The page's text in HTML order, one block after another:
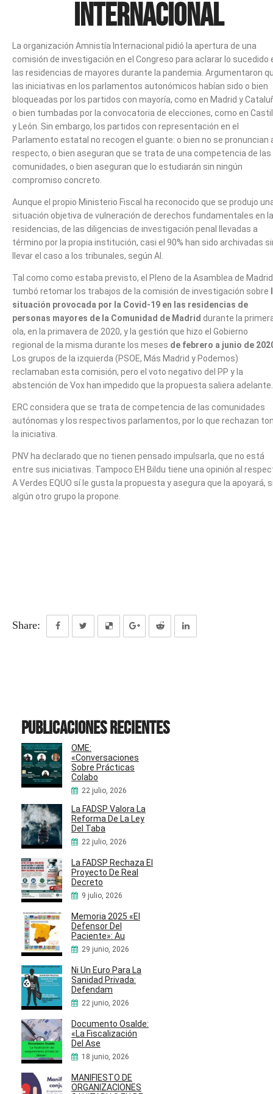
Internacional
La organización Amnistía Internacional pidió la apertura de una
comisión de investigación en el Congreso para aclarar lo sucedido
las residencias de mayores durante la pandemia. Argumentaron
las iniciativas en los parlamentos autonómicos habían sido o bien
bloqueadas por los partidos con mayoría, como en Madrid y
o bien tumbadas por la convocatoria de elecciones, como en
y León. Sin embargo, los partidos con representación en el
Parlamento estatal no recogen el guante: o bien no se pronuncian
respecto, o bien aseguran que se trata de una competencia de las
comunidades, o bien aseguran que lo estudiarán sin ningún
compromiso concreto.
Aunque el propio Ministerio Fiscal ha reconocido que se produjo
situación objetiva de vulneración de derechos fundamentales en
residencias, de las diligencias de investigación penal llevadas a
término por la propia institución, casi el 90% han sido archivadas
llevar el caso a los tribunales, según AI.
Tal como como estaba previsto, el Pleno de la Asamblea de Madrid
tumbó retomar los trabajos de la comisión de investigación sobre
situación provocada por la Covid-19 en las residencias de
personas mayores de la Comunidad de Madrid durante la
ola, en la primavera de 2020, y la gestión que hizo el Gobierno
regional de la misma durante los meses de febrero a junio de
Los grupos de la izquierda (PSOE, Más Madrid y Podemos)
reclamaban esta comisión, pero el voto negativo del PP y la
abstención de Vox han impedido que la propuesta saliera adelante.
ERC considera que se trata de competencia de las comunidades
autónomas y los respectivos parlamentos, por lo que rechazan
la iniciativa.
PNV ha declarado que no tienen pensado impulsarla, que no está
entre sus iniciativas. Tampoco EH Bildu tiene una opinión al
A Verdes EQUO sí le gusta la propuesta y asegura que la apoyará,
algún otro grupo la propone.
Share:
Publicaciones recientes
OME:
«Conversaciones
Sobre Prácticas
Colabo
22 julio, 2026
La FADSP Valora La
Reforma De La Ley
Del Taba
22 julio, 2026
La FADSP Rechaza El
Proyecto De Real
Decreto
9 julio, 2026
Memoria 2025 «El
Defensor Del
Paciente»: Au
29 junio, 2026
Ni Un Euro Para La
Sanidad Privada:
Defendam
22 junio, 2026
Documento Osalde:
«La Fiscalización
Del Ase
18 junio, 2026
MANIFIESTO DE
ORGANIZACIONES